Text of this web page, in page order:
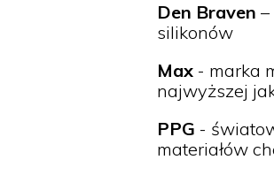
Den Braven
silikonów
Max - marka
najwyższej
PPG -
materiałów